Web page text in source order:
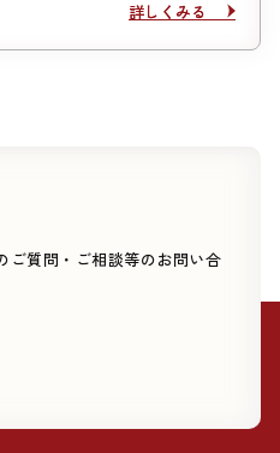
詳しくみる
詳しくみる
ご質問・ご相談等のお問い合